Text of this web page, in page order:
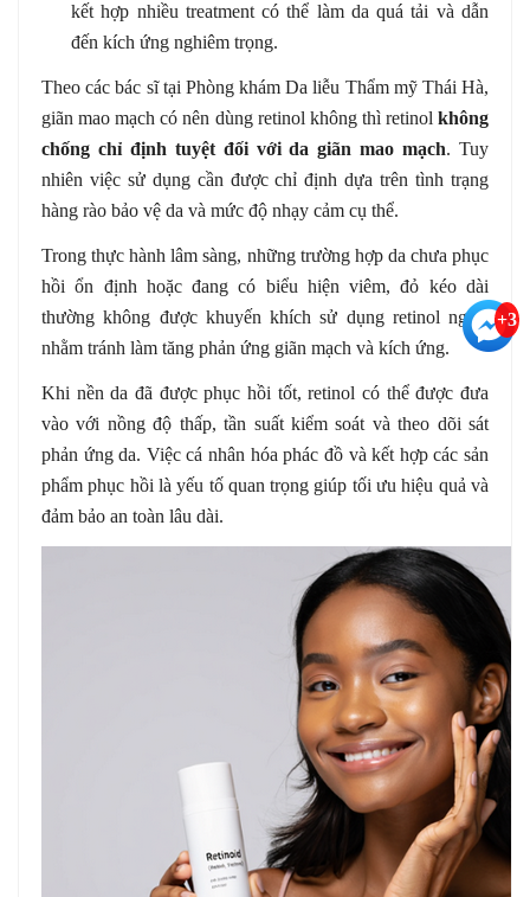
kết hợp nhiều treatment có thể làm da quá tải và dẫn
đến kích ứng nghiêm trọng.
Theo các bác sĩ tại Phòng khám Da liễu Thẩm mỹ Thái Hà,
giãn mao mạch có nên dùng retinol không thì retinol không
chống chỉ định tuyệt đối với da giãn mao mạch. Tuy
nhiên việc sử dụng cần được chỉ định dựa trên tình trạng
hàng rào bảo vệ da và mức độ nhạy cảm cụ thể.
Trong thực hành lâm sàng, những trường hợp da chưa phục
hồi ổn định hoặc đang có biểu hiện viêm, đỏ kéo dài
thường không được khuyến khích sử dụng retinol ngay,
nhằm tránh làm tăng phản ứng giãn mạch và kích ứng.
Khi nền da đã được phục hồi tốt, retinol có thể được đưa
vào với nồng độ thấp, tần suất kiểm soát và theo dõi sát
phản ứng da. Việc cá nhân hóa phác đồ và kết hợp các sản
phẩm phục hồi là yếu tố quan trọng giúp tối ưu hiệu quả và
đảm bảo an toàn lâu dài.
+3